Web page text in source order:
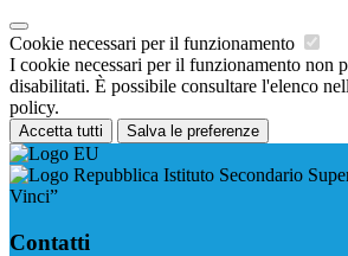
Cookie necessari per il funzionamento
I cookie necessari per il funzionamento non
disabilitati. È possibile consultare l'elenco
policy.
Accetta tutti Salva le preferenze
Istituto Secondario
Vinci”
Contatti